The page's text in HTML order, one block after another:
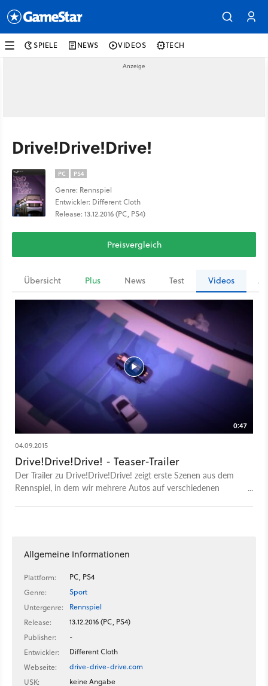
SPIELE NEWS VIDEOS TECH
Drive!Drive!Drive!
PC PS4
Genre: Rennspiel
Entwickler: Different Cloth
Release: 13.12.2016 (PC, PS4)
Preisvergleich
Übersicht Plus News Test Videos
0:47
04.09.2015
Drive!Drive!Drive! - Teaser-Trailer
Der Trailer zu Drive!Drive!Drive! zeigt erste Szenen aus dem
Rennspiel, in dem wir mehrere Autos auf verschiedenen
Allgemeine Informationen
Plattform:
PC, PS4
Genre:
Sport
Untergenre:
Rennspiel
Release:
13.12.2016 (PC, PS4)
Publisher:
-
Entwickler:
Different Cloth
Webseite:
drive-drive-drive.com
USK:
keine Angabe